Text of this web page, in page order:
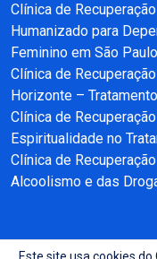
Clínica de
Humanizado para
Feminino em São
Clínica de
Horizonte –
Clínica de
Espiritualidade no
Clínica de
Alcoolismo e das